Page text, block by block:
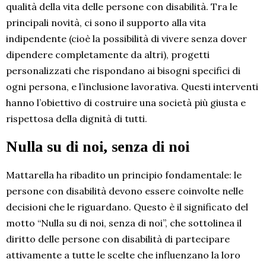
qualità della vita delle persone con disabilità. Tra le
principali novità, ci sono il supporto alla vita
indipendente (cioè la possibilità di vivere senza dover
dipendere completamente da altri), progetti
personalizzati che rispondano ai bisogni specifici di
ogni persona, e l’inclusione lavorativa. Questi interventi
hanno l’obiettivo di costruire una società più giusta e
rispettosa della dignità di tutti.
Nulla su di noi, senza di noi
Mattarella ha ribadito un principio fondamentale: le
persone con disabilità devono essere coinvolte nelle
decisioni che le riguardano. Questo è il significato del
motto “Nulla su di noi, senza di noi”, che sottolinea il
diritto delle persone con disabilità di partecipare
attivamente a tutte le scelte che influenzano la loro